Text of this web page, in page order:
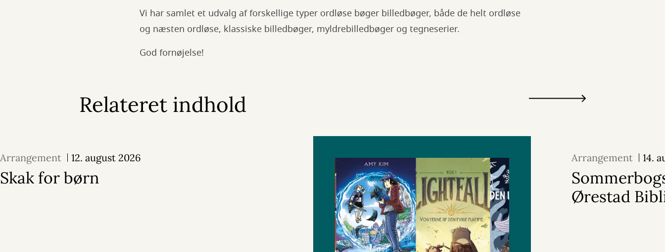
Vi har samlet et udvalg af forskellige typer ordløse bøger billedbøger, både de helt ordløse
og næsten ordløse, klassiske billedbøger, myldrebilledbøger og tegneserier.
God fornøjelse!
Relateret indhold
Arrangement 12. august 2026
Skak for børn
Arrangement 14.
Ørestad